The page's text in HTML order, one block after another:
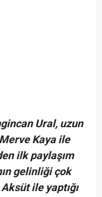
Ural, uzun
Kaya ile
ilk paylaşım
gelinliği çok
ile yaptığı